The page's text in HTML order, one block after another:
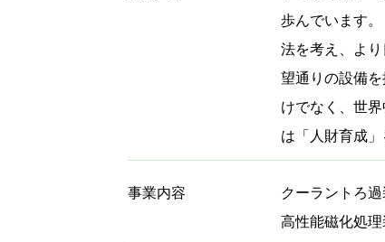
歩んでいます
法を考え、よ
望通りの設備
けでなく、世
は「人財育成
事業内容
クーラントろ
高性能磁化処